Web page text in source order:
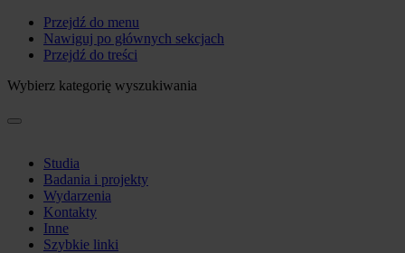
Przejdź do menu
Nawiguj po głównych sekcjach
Przejdź do treści
Wybierz kategorię wyszukiwania
Studia
Badania i projekty
Wydarzenia
Kontakty
Inne
Szybkie linki